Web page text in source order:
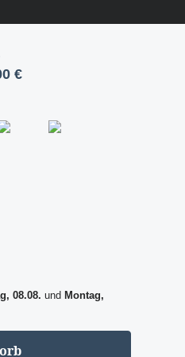
€Warenkorb enthält 0
Mokkabraun
08.08. und Montag,